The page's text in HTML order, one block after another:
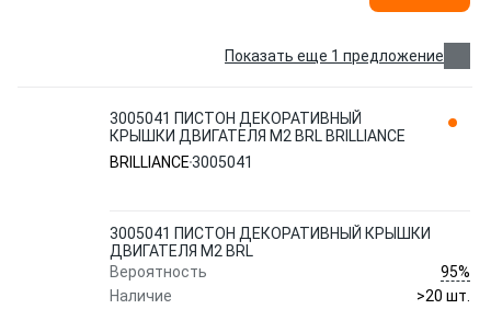
Показать еще 1 предложение
3005041 ПИСТОН ДЕКОРАТИВНЫЙ
КРЫШКИ ДВИГАТЕЛЯ M2 BRL BRILLIANCE
BRILLIANCE3005041
3005041 ПИСТОН ДЕКОРАТИВНЫЙ КРЫШКИ
ДВИГАТЕЛЯ M2 BRL
Вероятность
95%
Наличие
>20 шт.